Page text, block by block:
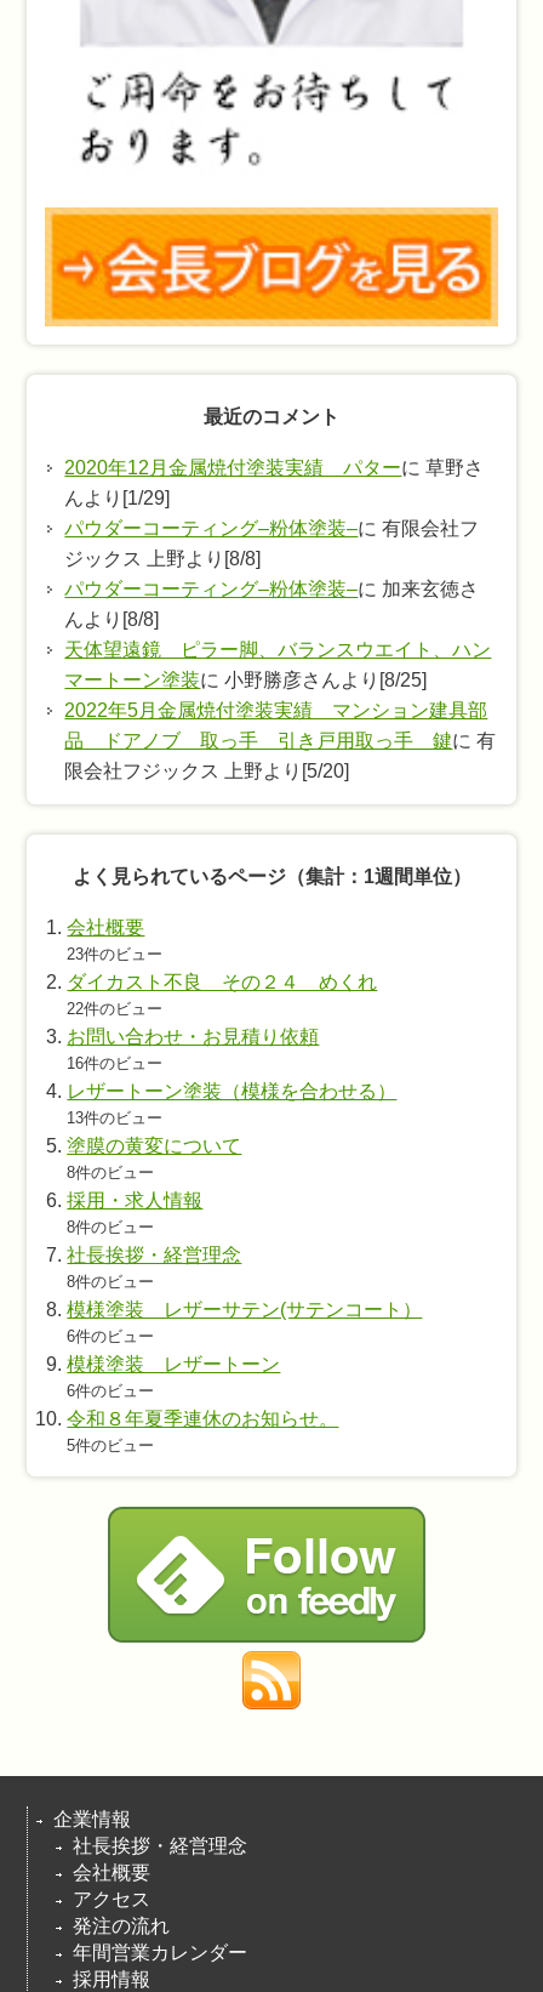
最近のコメント
2020年12月金属焼付塗装実績 パターに 草野さ
んより[1/29]
パウダーコーティング–粉体塗装–に 有限会社フ
ジックス 上野より[8/8]
パウダーコーティング–粉体塗装–に 加来玄徳さ
んより[8/8]
天体望遠鏡 ピラー脚、バランスウエイト、ハン
マートーン塗装に 小野勝彦さんより[8/25]
2022年5月金属焼付塗装実績 マンション建具部
品 ドアノブ 取っ手 引き戸用取っ手 鍵に 有
限会社フジックス 上野より[5/20]
よく見られているページ（集計：1週間単位）
会社概要
23件のビュー
ダイカスト不良 その２４ めくれ
22件のビュー
お問い合わせ・お見積り依頼
16件のビュー
レザートーン塗装（模様を合わせる）
13件のビュー
塗膜の黄変について
8件のビュー
採用・求人情報
8件のビュー
社長挨拶・経営理念
8件のビュー
模様塗装 レザーサテン(サテンコート）
6件のビュー
模様塗装 レザートーン
6件のビュー
令和８年夏季連休のお知らせ。
5件のビュー
企業情報
社長挨拶・経営理念
会社概要
アクセス
発注の流れ
年間営業カレンダー
採用情報